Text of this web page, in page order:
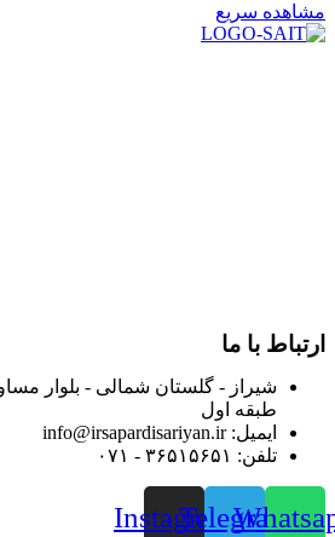
مشاهده سریع
ارتباط با ما
شیراز - گلستان شمالی - بلوار
طبقه اول
ایمیل: info@irsapardisariyan.ir
تلفن: ۳۶۵۱۵۶۵۱ - ۰۷۱
Telegram
Instagram